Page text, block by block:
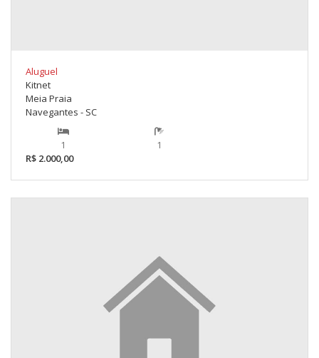
Aluguel
Kitnet
Meia Praia
Navegantes - SC
1
1
R$ 2.000,00